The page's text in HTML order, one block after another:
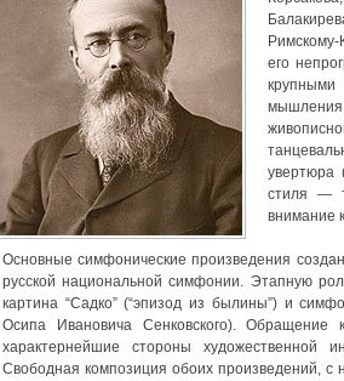
Римскому-
его
крупными
мышления
увертюра
стиля —
внимание
Основные симфонические произведения
русской национальной симфонии. Этапную
картина “Садко” (“эпизод из былины”) и
Осипа Ивановича Сенковского). Обращение
характернейшие стороны художественной
Свободная композиция обоих произведений, с